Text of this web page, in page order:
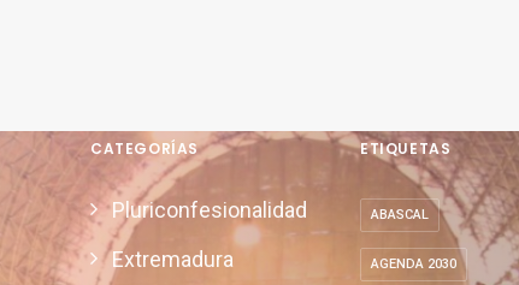
CATEGORÍAS
Pluriconfesionalidad
Extremadura
ETIQUETAS
ABASCAL
AGENDA 2030